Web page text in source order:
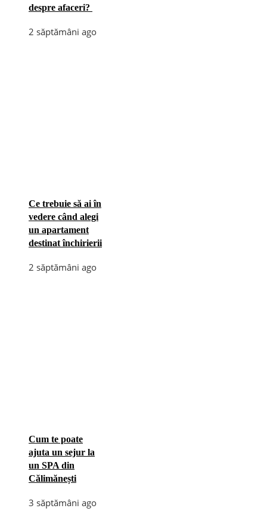
despre afaceri?
2 săptămâni ago
Ce trebuie să ai în
vedere când alegi
un apartament
destinat închirierii
2 săptămâni ago
Cum te poate
ajuta un sejur la
un SPA din
Călimănești
3 săptămâni ago